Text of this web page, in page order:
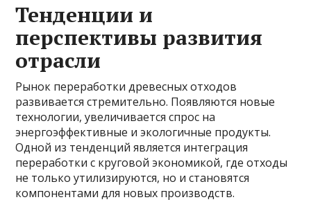
Тенденции и
перспективы развития
отрасли
Рынок переработки древесных отходов
развивается стремительно. Появляются новые
технологии, увеличивается спрос на
энергоэффективные и экологичные продукты.
Одной из тенденций является интеграция
переработки с круговой экономикой, где отходы
не только утилизируются, но и становятся
компонентами для новых производств.